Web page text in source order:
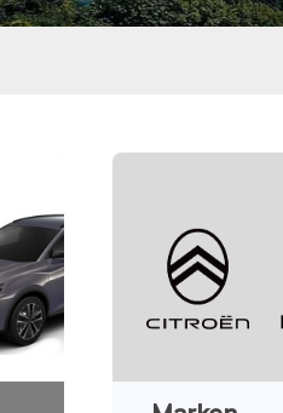
Ladestationen